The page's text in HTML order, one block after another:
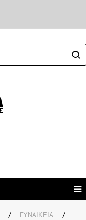
/ ΓΥΝΑΙΚΕΙΑ
/